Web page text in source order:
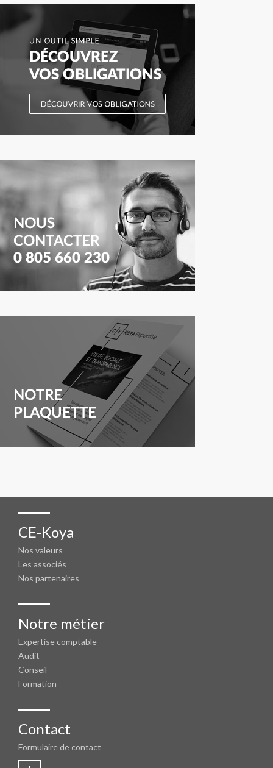
CE-Koya
Nos valeurs
Les associés
Nos partenaires
Notre métier
Expertise comptable
Audit
Conseil
Formation
Contact
Formulaire de contact